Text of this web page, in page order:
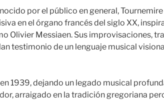
por el público en general,
en el órgano francés del siglo XX,
Olivier Messiaen. Sus improvisaciones,
testimonio de un lenguaje musical
1939, dejando un legado musical
arraigado en la tradición gregoriana